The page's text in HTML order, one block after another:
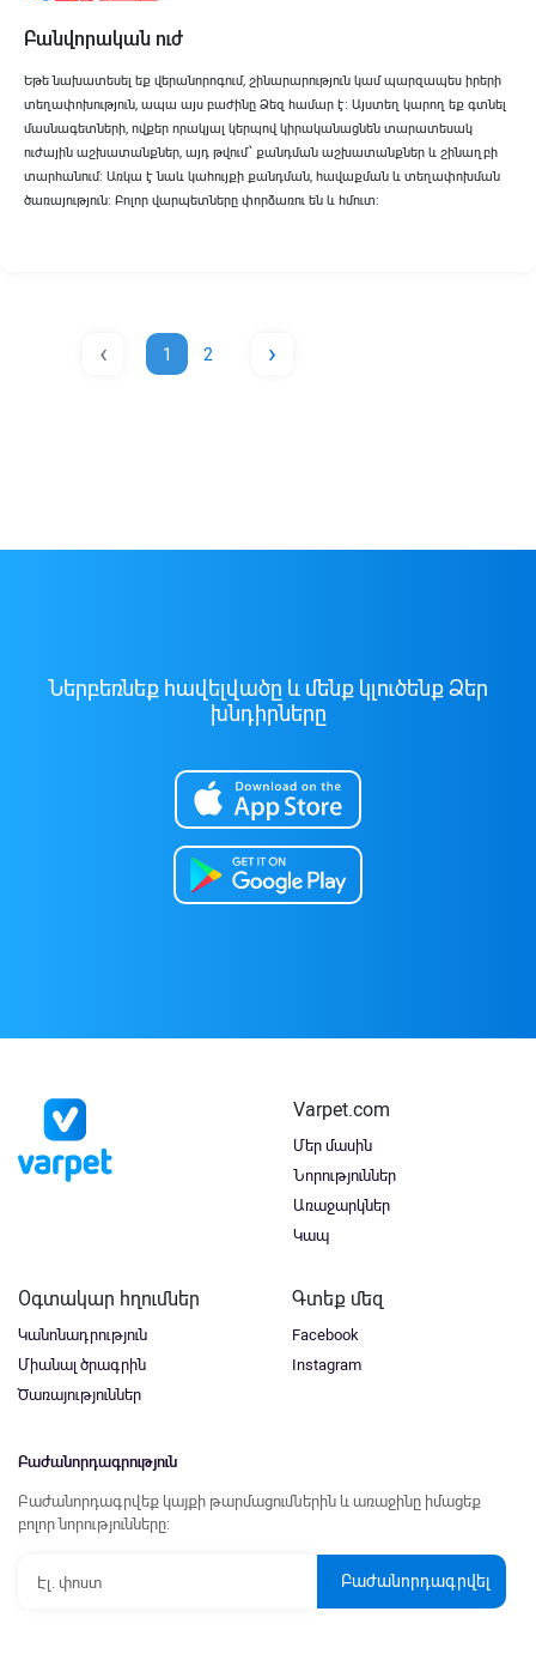
Բանվորական ուժ
Եթե նախատեսել եք վերանորոգում, շինարարություն կամ պարզապես իրերի
տեղափոխություն, ապա այս բաժինը Ձեզ համար է։ Այստեղ կարող եք գտնել
մասնագետների, ովքեր որակյալ կերպով կիրականացնեն տարատեսակ
ուժային աշխատանքներ, այդ թվում՝ քանդման աշխատանքներ և շինաղբի
տարհանում։ Առկա է նաև կահույքի քանդման, հավաքման և տեղափոխման
ծառայություն։ Բոլոր վարպետները փորձառու են և հմուտ։
‹ 1 2 ›
Ներբեռնեք հավելվածը և մենք կլուծենք Ձեր
խնդիրները
Varpet.com
Մեր մասին
Նորություններ
Առաջարկներ
Կապ
Օգտակար հղումներ
Կանոնադրություն
Միանալ ծրագրին
Ծառայություններ
Գտեք մեզ
Facebook
Instagram
Բաժանորդագրություն
Բաժանորդագրվեք կայքի թարմացումներին և առաջինը իմացեք
բոլոր նորությունները:
Բաժանորդագրվել